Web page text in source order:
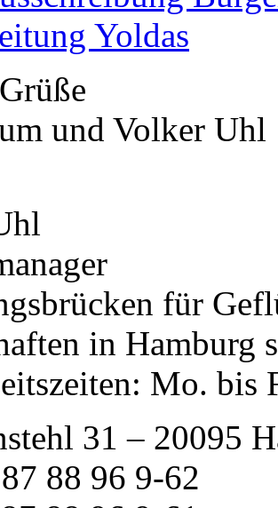
Yoldas
und Volker Uhl
für
in Hamburg
Mo. bis
31 – 20095
88 96 9-62